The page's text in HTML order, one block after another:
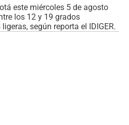
este miércoles 5 de agosto
los 12 y 19 grados
según reporta el IDIGER.